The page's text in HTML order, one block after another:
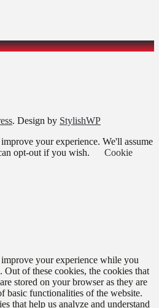
. Design by StylishWP
your experience. We'll assume
opt-out if you wish.
Cookie
your experience while you
Out of these cookies, the cookies that
stored on your browser as they are
basic functionalities of the website.
that help us analyze and understand